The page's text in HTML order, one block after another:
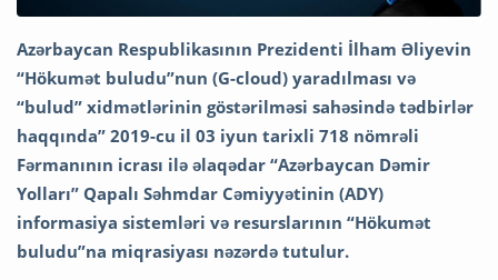
Azərbaycan Respublikasının Prezidenti İlham Əliyevin
“Hökumət buludu”nun (G-cloud) yaradılması və
“bulud” xidmətlərinin göstərilməsi sahəsində tədbirlər
haqqında” 2019-cu il 03 iyun tarixli 718 nömrəli
Fərmanının icrası ilə əlaqədar “Azərbaycan Dəmir
Yolları” Qapalı Səhmdar Cəmiyyətinin (ADY)
informasiya sistemləri və resurslarının “Hökumət
buludu”na miqrasiyası nəzərdə tutulur.